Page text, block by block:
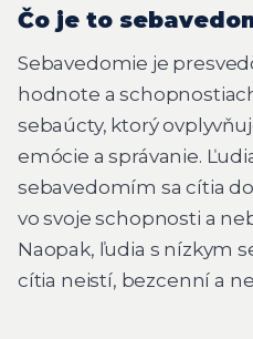
Čo je to
Sebavedomie je
hodnote a
sebaúcty, ktorý
emócie a správanie.
sebavedomím sa cítia
vo svoje schopnosti a
Naopak, ľudia s nízkym
cítia neistí, bezcenní a